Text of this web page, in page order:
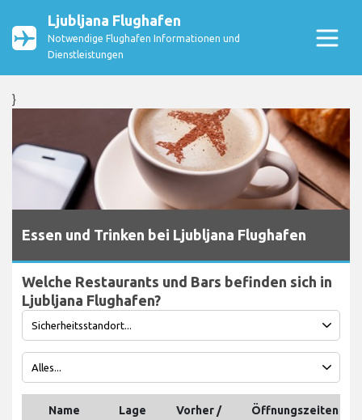
Ljubljana Flughafen
Notwendige Flughafen Informationen und
Dienstleistungen
}
Essen und Trinken bei Ljubljana Flughafen
Welche Restaurants und Bars befinden sich in
Ljubljana Flughafen?
Name Lage
Vorher /
Öffnungszeiten